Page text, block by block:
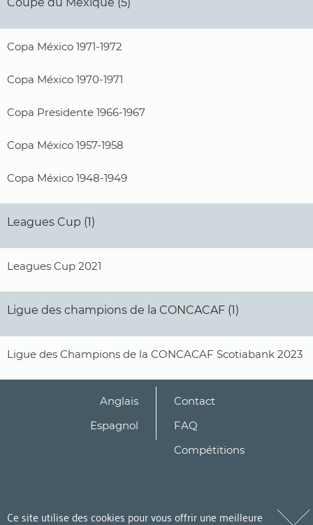
Copa México 1971-1972
Copa México 1970-1971
Copa Presidente 1966-1967
Copa México 1957-1958
Copa México 1948-1949
Leagues Cup (1)
Leagues Cup 2021
Ligue des champions de la CONCACAF (1)
Ligue des Champions de la CONCACAF Scotiabank 2023
Anglais
Espagnol
Contact
FAQ
Compétitions
Ce site utilise des cookies pour vous offrir une meilleure